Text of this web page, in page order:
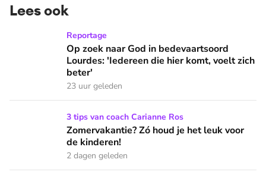
Lees ook
Op zoek naar God in bedevaartsoord Lourdes: 'Iedereen
Reportage
Op zoek naar God in bedevaartsoord
Lourdes: 'Iedereen die hier komt, voelt zich
beter'
23 uur geleden
Zomervakantie? Zó houd je het leuk voor de kinderen!
3 tips van coach Carianne Ros
Zomervakantie? Zó houd je het leuk voor
de kinderen!
2 dagen geleden